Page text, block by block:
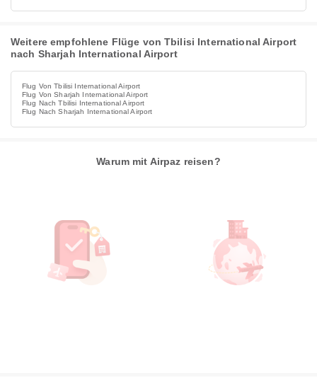
Weitere empfohlene Flüge von Tbilisi International Airport
nach Sharjah International Airport
Flug Von Tbilisi International Airport
Flug Von Sharjah International Airport
Flug Nach Tbilisi International Airport
Flug Nach Sharjah International Airport
Warum mit Airpaz reisen?